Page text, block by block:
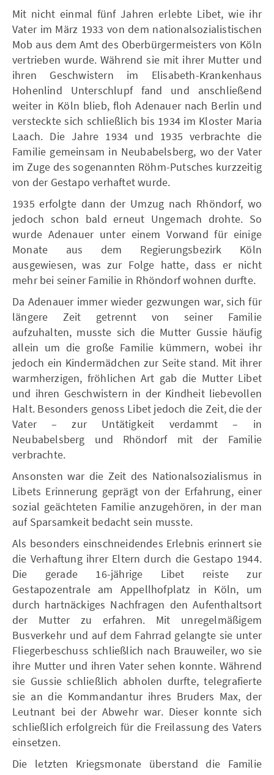
Mit nicht einmal fünf Jahren erlebte Libet, wie ihr
Vater im März 1933 von dem nationalsozialistischen
Mob aus dem Amt des Oberbürgermeisters von Köln
vertrieben wurde. Während sie mit ihrer Mutter und
ihren Geschwistern im Elisabeth-Krankenhaus
Hohenlind Unterschlupf fand und anschließend
weiter in Köln blieb, floh Adenauer nach Berlin und
versteckte sich schließlich bis 1934 im Kloster Maria
Laach. Die Jahre 1934 und 1935 verbrachte die
Familie gemeinsam in Neubabelsberg, wo der Vater
im Zuge des sogenannten Röhm-Putsches kurzzeitig
von der Gestapo verhaftet wurde.
1935 erfolgte dann der Umzug nach Rhöndorf, wo
jedoch schon bald erneut Ungemach drohte. So
wurde Adenauer unter einem Vorwand für einige
Monate aus dem Regierungsbezirk Köln
ausgewiesen, was zur Folge hatte, dass er nicht
mehr bei seiner Familie in Rhöndorf wohnen durfte.
Da Adenauer immer wieder gezwungen war, sich für
längere Zeit getrennt von seiner Familie
aufzuhalten, musste sich die Mutter Gussie häufig
allein um die große Familie kümmern, wobei ihr
jedoch ein Kindermädchen zur Seite stand. Mit ihrer
warmherzigen, fröhlichen Art gab die Mutter Libet
und ihren Geschwistern in der Kindheit liebevollen
Halt. Besonders genoss Libet jedoch die Zeit, die der
Vater – zur Untätigkeit verdammt – in
Neubabelsberg und Rhöndorf mit der Familie
verbrachte.
Ansonsten war die Zeit des Nationalsozialismus in
Libets Erinnerung geprägt von der Erfahrung, einer
sozial geächteten Familie anzugehören, in der man
auf Sparsamkeit bedacht sein musste.
Als besonders einschneidendes Erlebnis erinnert sie
die Verhaftung ihrer Eltern durch die Gestapo 1944.
Die gerade 16-jährige Libet reiste zur
Gestapozentrale am Appellhofplatz in Köln, um
durch hartnäckiges Nachfragen den Aufenthaltsort
der Mutter zu erfahren. Mit unregelmäßigem
Busverkehr und auf dem Fahrrad gelangte sie unter
Fliegerbeschuss schließlich nach Brauweiler, wo sie
ihre Mutter und ihren Vater sehen konnte. Während
sie Gussie schließlich abholen durfte, telegrafierte
sie an die Kommandantur ihres Bruders Max, der
Leutnant bei der Abwehr war. Dieser konnte sich
schließlich erfolgreich für die Freilassung des Vaters
einsetzen.
Die letzten Kriegsmonate überstand die Familie